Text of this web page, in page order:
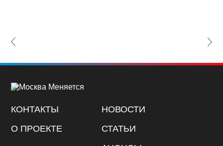
КОНТАКТЫ
О ПРОЕКТЕ
НОВОСТИ
СТАТЬИ